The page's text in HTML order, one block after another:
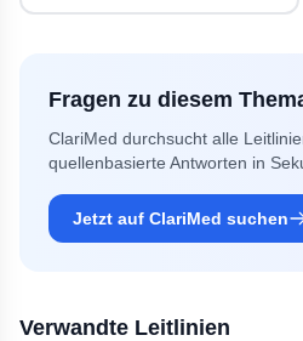
Fragen zu diesem
ClariMed durchsucht alle
quellenbasierte Antworten in
Jetzt auf ClariMed suchen
Verwandte Leitlinien